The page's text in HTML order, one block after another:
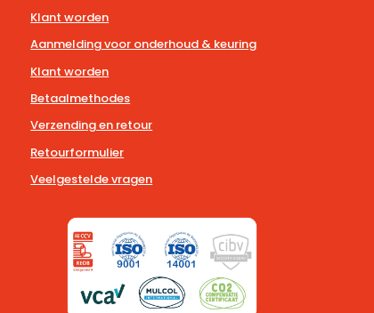
Klant worden
Aanmelding voor onderhoud & keuring
Klant worden
Betaalmethodes
Verzending en retour
Retourformulier
Veelgestelde vragen